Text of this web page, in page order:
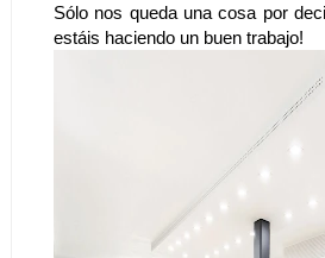
Sólo nos queda una cosa por
estáis haciendo un buen trabajo!